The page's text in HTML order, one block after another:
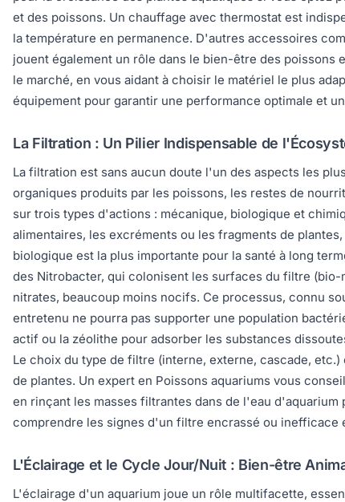
et des poissons. Un chauffage avec thermostat est
la température en permanence. D'autres accessoires
jouent également un rôle dans le bien-être des
le marché, en vous aidant à choisir le matériel le plus
équipement pour garantir une performance optimale et
La Filtration : Un Pilier Indispensable de
La filtration est sans aucun doute l'un des aspects les
organiques produits par les poissons, les restes de
sur trois types d'actions : mécanique, biologique et
alimentaires, les excréments ou les fragments de
biologique est la plus importante pour la santé à long
des Nitrobacter, qui colonisent les surfaces du filtre
nitrates, beaucoup moins nocifs. Ce processus, connu
entretenu ne pourra pas supporter une population
actif ou la zéolithe pour adsorber les substances
Le choix du type de filtre (interne, externe, cascade,
de plantes. Un expert en Poissons aquariums vous
en rinçant les masses filtrantes dans de l'eau
comprendre les signes d'un filtre encrassé ou inefficace
L'Éclairage et le Cycle Jour/Nuit : Bien-être
L'éclairage d'un aquarium joue un rôle multifacette,